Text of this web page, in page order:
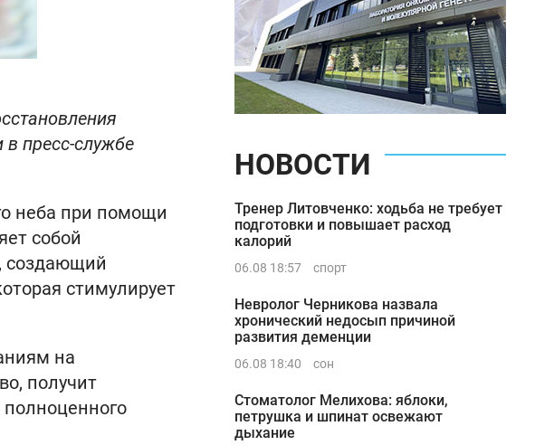
в пресс-службе
неба при помощи
собой
создающий
стимулирует
на
получит
НОВОСТИ
Тренер Литовченко: ходьба не требует
подготовки и повышает расход
калорий
06.08 18:57 спорт
Невролог Черникова назвала
хронический недосып причиной
развития деменции
06.08 18:40 сон
Стоматолог Мелихова: яблоки,
петрушка и шпинат освежают
дыхание